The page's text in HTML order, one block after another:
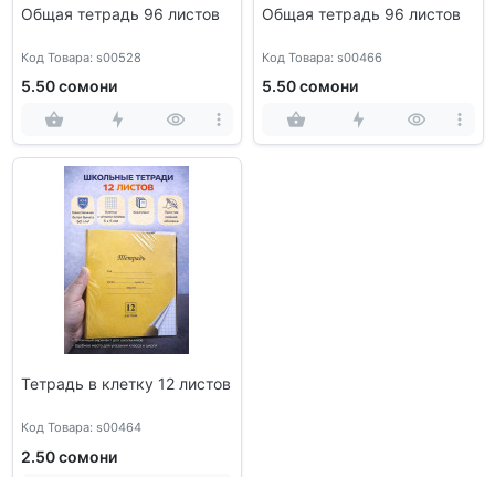
Общая тетрадь 96 листов
Код Товара: s00528
5.50 сомони
Общая тетрадь 96 листов
Код Товара: s00466
5.50 сомони
Тетрадь в клетку 12 листов
Код Товара: s00464
2.50 сомони